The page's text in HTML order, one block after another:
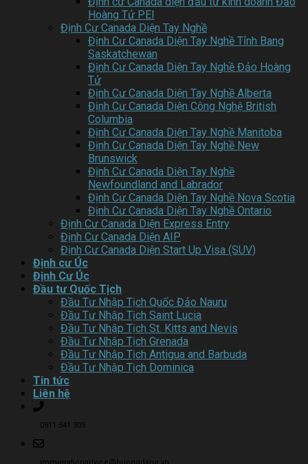
Hoàng Tử PEI
Định Cư Canada Diện Tay Nghề
Định Cư Canada Diện Tay Nghề Tỉnh Bang
Saskatchewan
Định Cư Canada Diện Tay Nghề Đảo Hoàng
Tử
Định Cư Canada Diện Tay Nghề Alberta
Định Cư Canada Diện Công Nghệ British
Columbia
Định Cư Canada Diện Tay Nghề Manitoba
Định Cư Canada Diện Tay Nghề New
Brunswick
Định Cư Canada Diện Tay Nghề
Newfoundland and Labrador
Định Cư Canada Diện Tay Nghề Nova Scotia
Định Cư Canada Diện Tay Nghề Ontario
Định Cư Canada Diện Express Entry
Định Cư Canada Diện AIP
Định Cư Canada Diện Start Up Visa (SUV)
Định cư Úc
Định Cư Úc
Đầu tư Quốc Tịch
Đầu Tư Nhập Tịch Quốc Đảo Nauru
Đầu Tư Nhập Tịch Saint Lucia
Đầu Tư Nhập Tịch St. Kitts and Nevis
Đầu Tư Nhập Tịch Grenada
Đầu Tư Nhập Tịch Antigua and Barbuda
Đầu Tư Nhập Tịch Dominica
Tin tức
Liên hệ
0911.541.305
immigrationadvice@huongdang.vn